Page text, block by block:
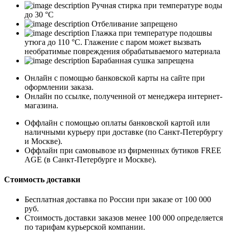
Ручная стирка при температуре воды
до 30 °C
Отбеливание запрещено
Глажка при температуре подошвы
утюга до 110 °C. Глажение с паром может вызвать
необратимые повреждения обрабатываемого материала
Барабанная сушка запрещена
Онлайн с помощью банковской карты на сайте при
оформлении заказа.
Онлайн по ссылке, полученной от менеджера интернет-
магазина.
Оффлайн с помощью оплаты банковской картой или
наличными курьеру при доставке (по Санкт-Петербургу
и Москве).
Оффлайн при самовывозе из фирменных бутиков FREE
AGE (в Санкт-Петербурге и Москве).
Стоимость доставки
Бесплатная доставка по России при заказе от 100 000
руб.
Стоимость доставки заказов менее 100 000 определяется
по тарифам курьерской компании.